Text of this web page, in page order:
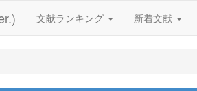
文献ランキング 新着文献